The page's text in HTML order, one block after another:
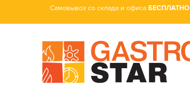
Самовывоз со склада и офиса БЕСПЛАТНО